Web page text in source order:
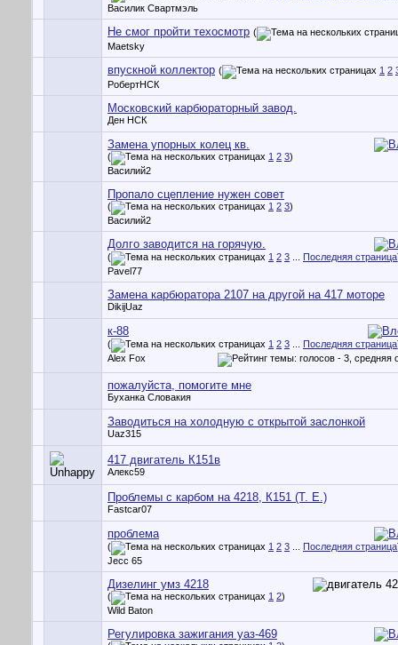
Василик Свартмэль
Не смог пройти техосмотр (
Maetsky
впускной коллектор ( 1 2
РобертНСК
Московский карбюраторный завод.
Ден НСК
Замена упорных колец кв.
( 1 2 3)
Василий2
Пропало сцепление нужен совет
( 1 2 3)
Василий2
Долго заводится на горячую.
( 1 2 3 Последняя страница
Pavel77
Замена карбюратора 2107 на другой на 417 моторе
DikijUaz
к-88
( 1 2 3 Последняя страница
Alex Fox
пожалуйста, помогите мне
Буханка Словакия
Заводиться на холодную с открытой заслонкой
Uaz315
417 двигатель К151в
Алекс59
Проблемы с карбом на 4218, К151 (Т. Е.)
Fastcar07
проблема
( 1 2 3 Последняя страница
Jecc 65
Дизелинг умз 4218
( 1 2)
Wild Baton
Регулировка зажигания уаз-469